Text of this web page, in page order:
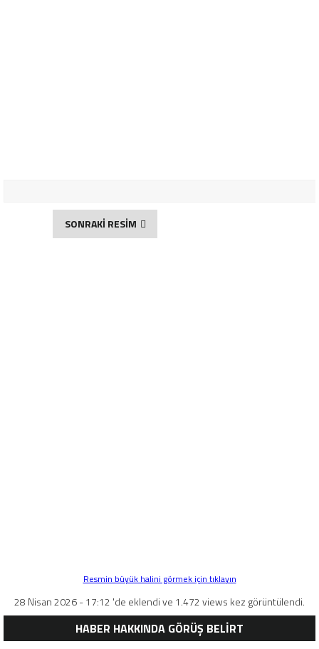
SONRAKİ RESİM
Resmin büyük halini görmek için tıklayın
28 Nisan 2026 - 17:12 'de eklendi ve 1.472 views kez görüntülendi.
HABER HAKKINDA GÖRÜŞ BELİRT